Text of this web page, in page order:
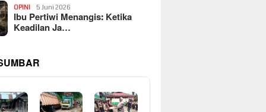
OPINI 5 Juni 2026
Ibu Pertiwi Menangis: Ketika
Keadilan Ja…